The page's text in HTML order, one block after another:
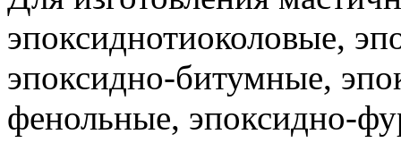
эпоксиднотиоколовые,
эпоксидно-битумные,
фенольные, эпоксидно-